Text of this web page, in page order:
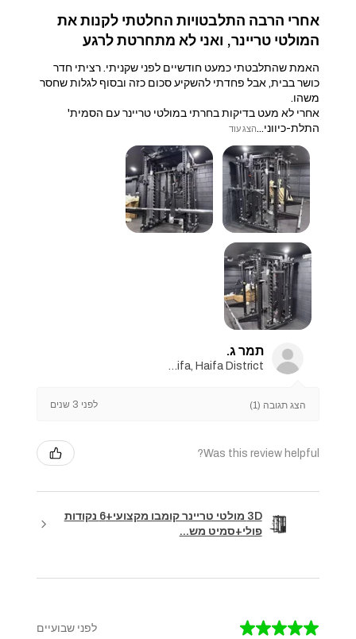
אחרי הרבה התלבטויות החלטתי לקנות את
המולטי טריינר, ואני לא מתחרטת לרגע
האמת שהתלבטתי כמעט חודשיים לפני שקניתי. רציתי חדר
כושר בבית, אבל פחדתי להשקיע סכום כזה ובסוף לגלות שחסר
משהו.
אחרי לא מעט בדיקות בחרתי במולטי טריינר עם הסמית'
התלת-כיווני...הצג עוד
תמר ג.
Haifa, Haifa District
הצג תגובה (1) לפני 3 שנים
Was this review helpful?
3D מולטי טריינר קומבו מקצועי+6 נקודות
פולי+סמיט מש...
★
★
★
★
★ לפני שבועיים